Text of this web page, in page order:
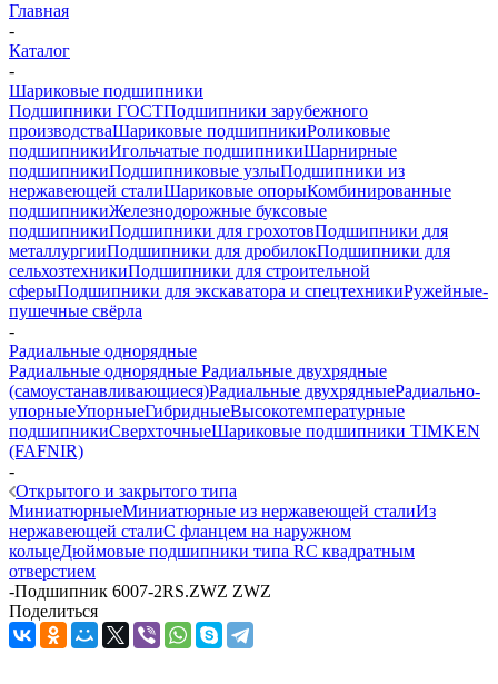
Главная
-
Каталог
-
Шариковые подшипники
Подшипники ГОСТПодшипники зарубежного
производстваШариковые подшипникиРоликовые
подшипникиИгольчатые подшипникиШарнирные
подшипникиПодшипниковые узлыПодшипники из
нержавеющей сталиШариковые опорыКомбинированные
подшипникиЖелезнодорожные буксовые
подшипникиПодшипники для грохотовПодшипники для
металлургииПодшипники для дробилокПодшипники для
сельхозтехникиПодшипники для строительной
сферыПодшипники для экскаватора и спецтехникиРужейные-
пушечные свёрла
-
Радиальные однорядные
Радиальные однорядные Радиальные двухрядные
(самоустанавливающиеся)Радиальные двухрядныеРадиально-
упорныеУпорныеГибридныеВысокотемпературные
подшипникиСверхточныеШариковые подшипники TIMKEN
(FAFNIR)
-
Открытого и закрытого типа
МиниатюрныеМиниатюрные из нержавеющей сталиИз
нержавеющей сталиС фланцем на наружном
кольцеДюймовые подшипники типа RС квадратным
отверстием
-Подшипник 6007-2RS.ZWZ ZWZ
Поделиться